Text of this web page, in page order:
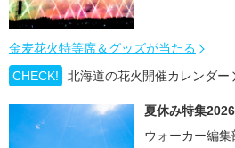
金麦花火特等席＆グッズが当たる
CHECK!
北海道の花火開催カレンダー
夏休み特集2026
ウォーカー編